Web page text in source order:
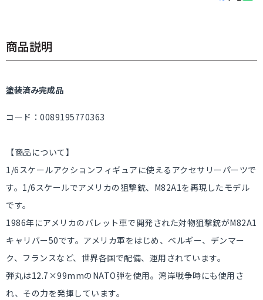
商品説明
塗装済み完成品
コード：0089195770363
【商品について】
1/6スケールアクションフィギュアに使えるアクセサリーパーツで
す。1/6スケールでアメリカの狙撃銃、M82A1を再現したモデル
です。
1986年にアメリカのバレット車で開発された対物狙撃銃がM82A1
キャリバー50です。アメリカ軍をはじめ、ベルギー、デンマー
ク、フランスなど、世界各国で配備、運用されています。
弾丸は12.7×99mmのNATO弾を使用。湾岸戦争時にも使用さ
れ、その力を発揮しています。